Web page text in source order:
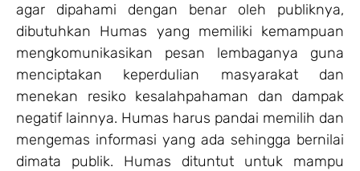
agar dipahami dengan benar oleh publiknya,
dibutuhkan Humas yang memiliki kemampuan
mengkomunikasikan pesan lembaganya guna
menciptakan keperdulian masyarakat dan
menekan resiko kesalahpahaman dan dampak
negatif lainnya. Humas harus pandai memilih dan
mengemas informasi yang ada sehingga bernilai
dimata publik. Humas dituntut untuk mampu